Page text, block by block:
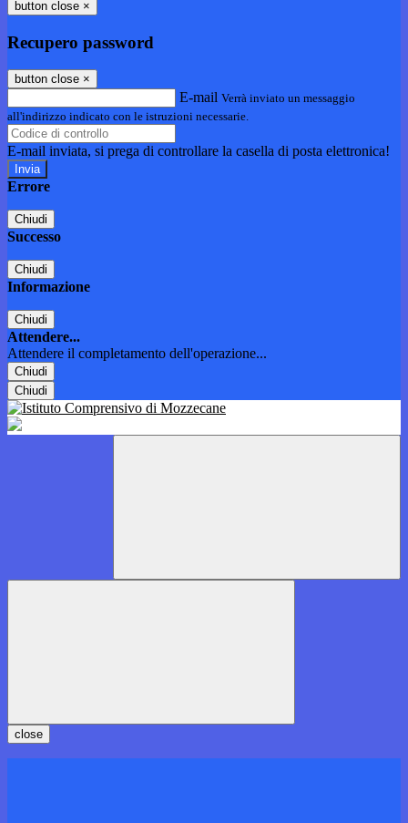
button close ×
Recupero password
button close ×
E-mail Verrà inviato un messaggio
all'indirizzo indicato con le istruzioni necessarie.
E-mail inviata, si prega di controllare la casella di posta elettronica!
Errore
Chiudi
Successo
Chiudi
Informazione
Chiudi
Attendere...
Attendere il completamento dell'operazione...
Chiudi
Chiudi
close